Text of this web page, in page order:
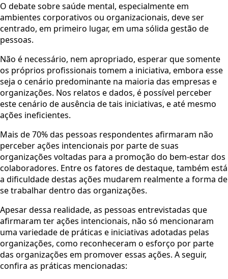
O debate sobre saúde mental, especialmente em
ambientes corporativos ou organizacionais, deve ser
centrado, em primeiro lugar, em uma sólida gestão de
pessoas.
Não é necessário, nem apropriado, esperar que somente
os próprios profissionais tomem a iniciativa, embora esse
seja o cenário predominante na maioria das empresas e
organizações. Nos relatos e dados, é possível perceber
este cenário de ausência de tais iniciativas, e até mesmo
ações ineficientes.
Mais de 70% das pessoas respondentes afirmaram não
perceber ações intencionais por parte de suas
organizações voltadas para a promoção do bem-estar dos
colaboradores. Entre os fatores de destaque, também está
a dificuldade destas ações mudarem realmente a forma de
se trabalhar dentro das organizações.
Apesar dessa realidade, as pessoas entrevistadas que
afirmaram ter ações intencionais, não só mencionaram
uma variedade de práticas e iniciativas adotadas pelas
organizações, como reconheceram o esforço por parte
das organizações em promover essas ações. A seguir,
confira as práticas mencionadas: